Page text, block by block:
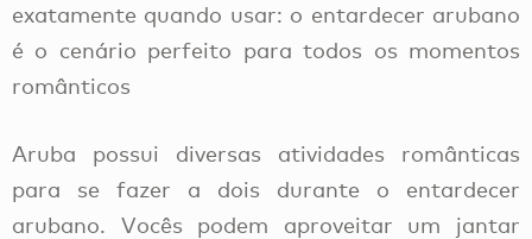
exatamente quando usar: o entardecer arubano
é o cenário perfeito para todos os momentos
românticos
Aruba possui diversas atividades românticas
para se fazer a dois durante o entardecer
arubano. Vocês podem aproveitar um jantar